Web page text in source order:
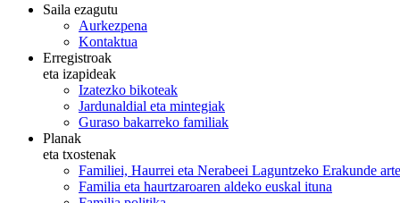
Saila ezagutu
Aurkezpena
Kontaktua
Erregistroak
eta izapideak
Izatezko bikoteak
Jardunaldial eta mintegiak
Guraso bakarreko familiak
Planak
eta txostenak
Familiei, Haurrei eta Nerabeei Laguntzeko Erakunde
Familia eta haurtzaroaren aldeko euskal ituna